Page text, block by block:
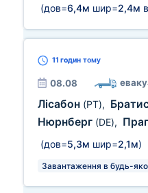
(дов=6,4м шир=2,4м
11 годин тому
08.08
Лісабон (PT),
Нюрнберг (DE),
(дов=5,3м шир=2,1м)
Завантаження в будь-